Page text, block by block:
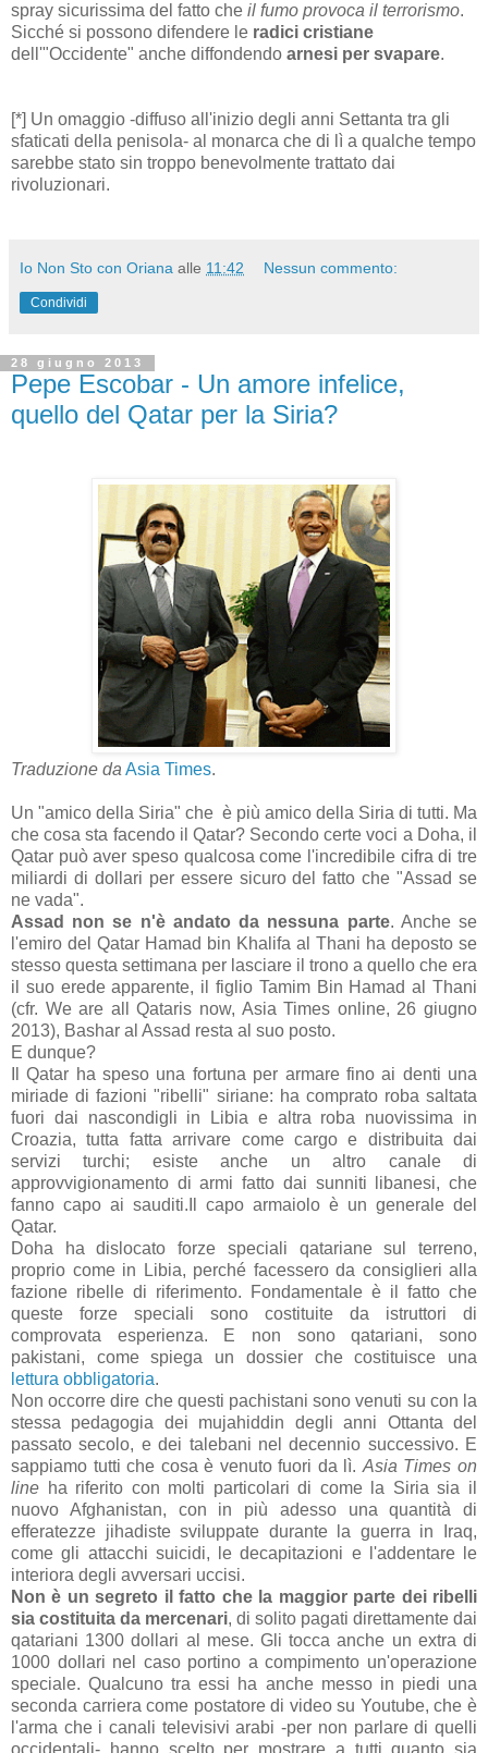
spray sicurissima del fatto che il fumo provoca il terrorismo.
Sicché si possono difendere le radici cristiane
dell'"Occidente" anche diffondendo arnesi per svapare.
[*] Un omaggio -diffuso all'inizio degli anni Settanta tra gli
sfaticati della penisola- al monarca che di lì a qualche tempo
sarebbe stato sin troppo benevolmente trattato dai
rivoluzionari.
Io Non Sto con Oriana alle 11:42 Nessun commento:
Condividi
28 giugno 2013
Pepe Escobar - Un amore infelice,
quello del Qatar per la Siria?
Traduzione da Asia Times.
Un "amico della Siria" che è più amico della Siria di tutti. Ma
che cosa sta facendo il Qatar? Secondo certe voci a Doha, il
Qatar può aver speso qualcosa come l'incredibile cifra di tre
miliardi di dollari per essere sicuro del fatto che "Assad se
ne vada".
Assad non se n'è andato da nessuna parte. Anche se
l'emiro del Qatar Hamad bin Khalifa al Thani ha deposto se
stesso questa settimana per lasciare il trono a quello che era
il suo erede apparente, il figlio Tamim Bin Hamad al Thani
(cfr. We are all Qataris now, Asia Times online, 26 giugno
2013), Bashar al Assad resta al suo posto.
E dunque?
Il Qatar ha speso una fortuna per armare fino ai denti una
miriade di fazioni "ribelli" siriane: ha comprato roba saltata
fuori dai nascondigli in Libia e altra roba nuovissima in
Croazia, tutta fatta arrivare come cargo e distribuita dai
servizi turchi; esiste anche un altro canale di
approvvigionamento di armi fatto dai sunniti libanesi, che
fanno capo ai sauditi.Il capo armaiolo è un generale del
Qatar.
Doha ha dislocato forze speciali qatariane sul terreno,
proprio come in Libia, perché facessero da consiglieri alla
fazione ribelle di riferimento. Fondamentale è il fatto che
queste forze speciali sono costituite da istruttori di
comprovata esperienza. E non sono qatariani, sono
pakistani, come spiega un dossier che costituisce una
lettura obbligatoria.
Non occorre dire che questi pachistani sono venuti su con la
stessa pedagogia dei mujahiddin degli anni Ottanta del
passato secolo, e dei talebani nel decennio successivo. E
sappiamo tutti che cosa è venuto fuori da lì. Asia Times on
line ha riferito con molti particolari di come la Siria sia il
nuovo Afghanistan, con in più adesso una quantità di
efferatezze jihadiste sviluppate durante la guerra in Iraq,
come gli attacchi suicidi, le decapitazioni e l'addentare le
interiora degli avversari uccisi.
Non è un segreto il fatto che la maggior parte dei ribelli
sia costituita da mercenari, di solito pagati direttamente dai
qatariani 1300 dollari al mese. Gli tocca anche un extra di
1000 dollari nel caso portino a compimento un'operazione
speciale. Qualcuno tra essi ha anche messo in piedi una
seconda carriera come postatore di video su Youtube, che è
l'arma che i canali televisivi arabi -per non parlare di quelli